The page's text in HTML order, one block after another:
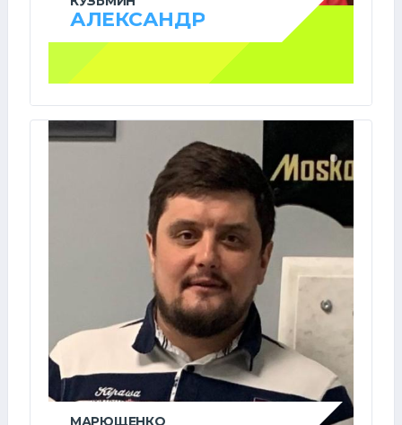
АЛЕКСАНДР
МАРЮЩЕНКО